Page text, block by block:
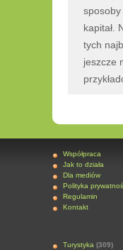
kapitał.
tych
jeszcze
Współpraca
Jak to działa
Dla mediów
Polityka
Regulamin
Kontakt
Turystyka (309)